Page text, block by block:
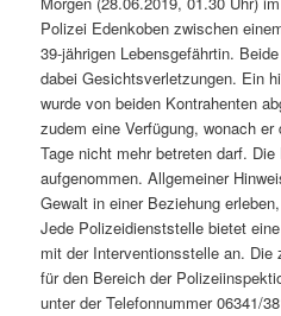
Polizei Edenkoben zwischen
39-jährigen Lebensgefährtin.
dabei Gesichtsverletzungen. Ein
wurde von beiden Kontrahenten
zudem eine Verfügung, wonach
Tage nicht mehr betreten darf.
aufgenommen. Allgemeiner
Gewalt in einer Beziehung
Jede Polizeidienststelle bietet
mit der Interventionsstelle an.
für den Bereich der
unter der Telefonnummer 06341/